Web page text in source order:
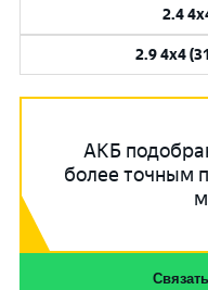
2.4
2.9 4x4
АКБ
более точным